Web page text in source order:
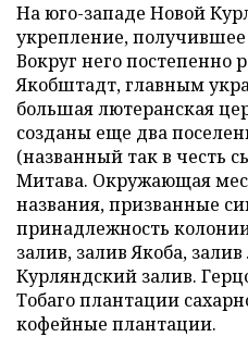
На юго-западе Новой
укрепление,
Вокруг него постепенно
Якобштадт, главным
большая лютеранская
созданы еще два
(названный так в честь
Митава. Окружающая
названия, призванные
принадлежность
залив, залив Якоба,
Курляндский залив.
Тобаго плантации
кофейные плантации.